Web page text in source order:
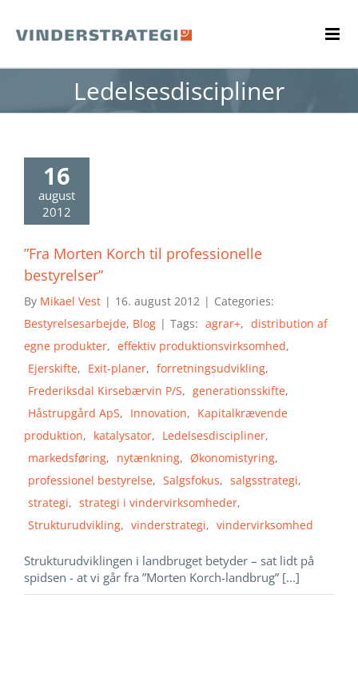
content
Ledelsesdiscipliner
16
august
2012
”Fra Morten Korch til professionelle
bestyrelser”
By Mikael Vest | 16. august 2012 | Categories:
Bestyrelsesarbejde, Blog | Tags: agrar+, distribution af
egne produkter, effektiv produktionsvirksomhed,
Ejerskifte, Exit-planer, forretningsudvikling,
Frederiksdal Kirsebærvin P/S, generationsskifte,
Håstrupgård ApS, Innovation, Kapitalkrævende
produktion, katalysator, Ledelsesdiscipliner,
markedsføring, nytænkning, Økonomistyring,
professionel bestyrelse, Salgsfokus, salgsstrategi,
strategi, strategi i vindervirksomheder,
Strukturudvikling, vinderstrategi, vindervirksomhed
Strukturudviklingen i landbruget betyder – sat lidt på
spidsen - at vi går fra ”Morten Korch-landbrug” [...]